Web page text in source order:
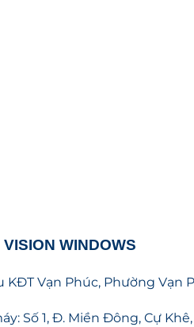
WINDOWS
KĐT Vạn Phúc, Phường Vạn
Số 1, Đ. Miền Đông, Cự